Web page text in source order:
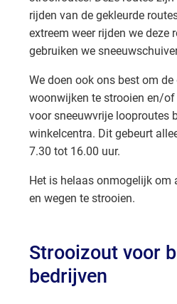
rijden van de gekleurde
extreem weer rijden we deze
gebruiken we
We doen ook ons best om
woonwijken te strooien en/
voor sneeuwvrije looproutes
winkelcentra. Dit gebeurt
7.30 tot 16.00 uur.
Het is helaas onmogelijk om
en wegen te strooien.
Strooizout voor
bedrijven